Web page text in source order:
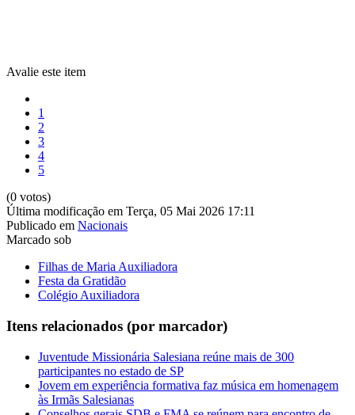
Avalie este item
1
2
3
4
5
(0 votos)
Última modificação em Terça, 05 Mai 2026 17:11
Publicado em Nacionais
Marcado sob
Filhas de Maria Auxiliadora
Festa da Gratidão
Colégio Auxiliadora
Itens relacionados (por marcador)
Juventude Missionária Salesiana reúne mais de 300
participantes no estado de SP
Jovem em experiência formativa faz música em homenagem
às Irmãs Salesianas